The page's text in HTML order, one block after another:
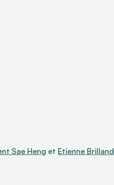
Sae Heng et Etienne Brilland